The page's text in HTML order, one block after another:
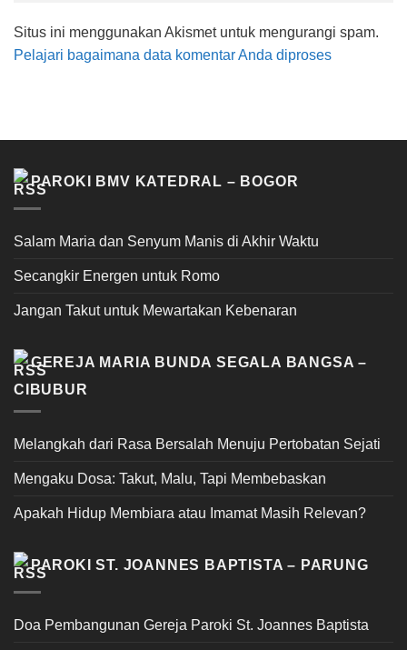
Situs ini menggunakan Akismet untuk mengurangi spam.
Pelajari bagaimana data komentar Anda diproses
PAROKI BMV KATEDRAL – BOGOR
Salam Maria dan Senyum Manis di Akhir Waktu
Secangkir Energen untuk Romo
Jangan Takut untuk Mewartakan Kebenaran
GEREJA MARIA BUNDA SEGALA BANGSA –
CIBUBUR
Melangkah dari Rasa Bersalah Menuju Pertobatan Sejati
Mengaku Dosa: Takut, Malu, Tapi Membebaskan
Apakah Hidup Membiara atau Imamat Masih Relevan?
PAROKI ST. JOANNES BAPTISTA – PARUNG
Doa Pembangunan Gereja Paroki St. Joannes Baptista